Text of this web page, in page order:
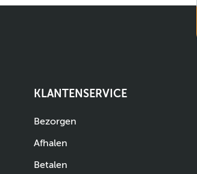
KLANTENSERVICE
Bezorgen
Afhalen
Betalen